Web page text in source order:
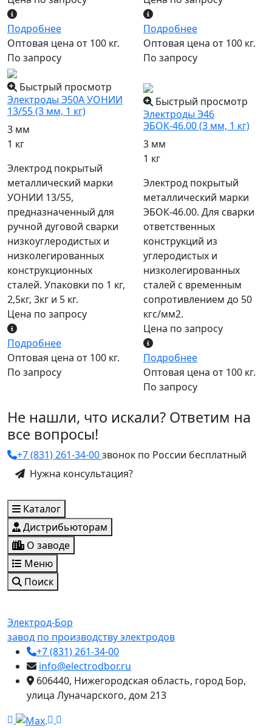
Подробнее
Оптовая цена от 100 кг.
По запросу
Подробнее
Оптовая цена от 100 кг.
По запросу
Быстрый просмотр
Электроды Э50А УОНИИ
13/55 (3 мм, 1 кг)
3 мм
1 кг
Электрод покрытый
металлический марки
УОНИИ 13/55,
предназначенный для
ручной дуговой сварки
низкоуглеродистых и
низколегированных
конструкционных
сталей. Упаковки по 1 кг,
2,5кг, 3кг и 5 кг.
Цена по запросу
Подробнее
Оптовая цена от 100 кг.
По запросу
Быстрый просмотр
Электроды Э46
ЭБОК-46.00 (3 мм, 1 кг)
3 мм
1 кг
Электрод покрытый
металлический марки
ЭБОК-46.00. Для сварки
ответственных
конструкций из
углеродистых и
низколегированных
сталей с временным
сопротивлением до 50
кгс/мм2.
Цена по запросу
Подробнее
Оптовая цена от 100 кг.
По запросу
Не нашли, что искали? Ответим на
все вопросы!
+7 (831) 261-34-00звонок по России бесплатный
Нужна консультация?
Каталог
Дистрибьюторам
О заводе
Меню
Поиск
Электрод-Бор
завод по производству электродов
+7 (831) 261-34-00
info@electrodbor.ru
606440, Нижегородская область, город Бор,
улица Луначарского, дом 213